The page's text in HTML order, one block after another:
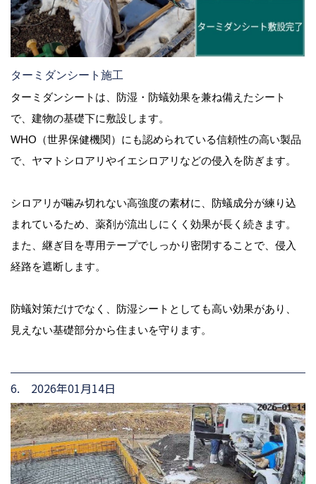
ターミダンシート施工
ターミダンシートは、防湿・防蟻効果を兼ね備えたシート
で、建物の基礎下に敷設します。
WHO（世界保健機関）にも認められている信頼性の高い製品
で、ヤマトシロアリやイエシロアリなどの侵入を防ぎます。
シロアリが噛み切れない高強度の素材に、防蟻成分が練り込
まれているため、薬剤が流出しにくく効果が長く続きます。
また、継ぎ目を専用テープでしっかり密閉することで、侵入
経路を遮断します。
防蟻対策だけでなく、防湿シートとしても高い効果があり、
見えない基礎部分から住まいを守ります。
6. 2026年01月14日